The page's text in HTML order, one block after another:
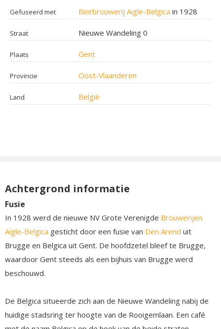
Gefuseerd met Bierbrouwerij Aigle-Belgica in 1928
Straat Nieuwe Wandeling 0
Plaats Gent
Provincie Oost-Vlaanderen
Land België
Achtergrond informatie
Fusie
In 1928 werd de nieuwe NV Grote Verenigde Brouwerijen
Aigle-Belgica gesticht door een fusie van Den Arend uit
Brugge en Belgica uit Gent. De hoofdzetel bleef te Brugge,
waardoor Gent steeds als een bijhuis van Brugge werd
beschouwd.
De Belgica situeerde zich aan de Nieuwe Wandeling nabij de
huidige stadsring ter hoogte van de Rooigemlaan. Een café